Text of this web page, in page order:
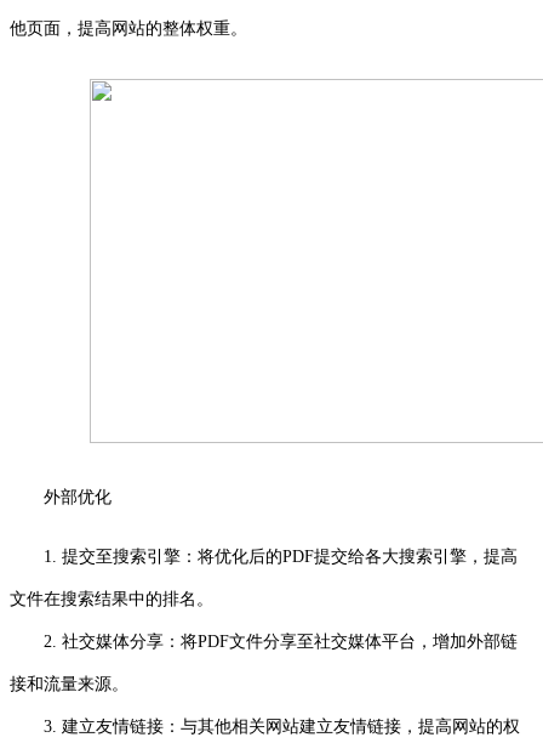
他页面，提高网站的整体权重。
外部优化
1. 提交至搜索引擎：将优化后的PDF提交给各大搜索引擎，提高
文件在搜索结果中的排名。
2. 社交媒体分享：将PDF文件分享至社交媒体平台，增加外部链
接和流量来源。
3. 建立友情链接：与其他相关网站建立友情链接，提高网站的权